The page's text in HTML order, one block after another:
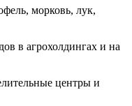
морковь, лук,
в агрохолдингах и на
центры и